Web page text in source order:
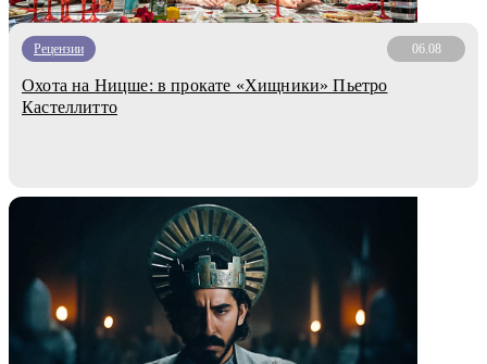
Рецензии 06.08
Охота на Ницше: в прокате «Хищники» Пьетро
Кастеллитто